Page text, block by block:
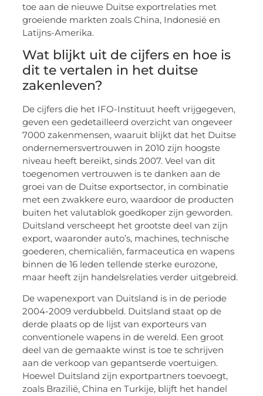
toe aan de nieuwe Duitse exportrelaties met
groeiende markten zoals China, Indonesië en
Latijns-Amerika.
Wat blijkt uit de cijfers en hoe is
dit te vertalen in het duitse
zakenleven?
De cijfers die het IFO-Instituut heeft vrijgegeven,
geven een gedetailleerd overzicht van ongeveer
7000 zakenmensen, waaruit blijkt dat het Duitse
ondernemersvertrouwen in 2010 zijn hoogste
niveau heeft bereikt, sinds 2007. Veel van dit
toegenomen vertrouwen is te danken aan de
groei van de Duitse exportsector, in combinatie
met een zwakkere euro, waardoor de producten
buiten het valutablok goedkoper zijn geworden.
Duitsland verscheept het grootste deel van zijn
export, waaronder auto’s, machines, technische
goederen, chemicaliën, farmaceutica en wapens
binnen de 16 leden tellende sterke eurozone,
maar heeft zijn handelsrelaties verder uitgebreid.
De wapenexport van Duitsland is in de periode
2004-2009 verdubbeld. Duitsland staat op de
derde plaats op de lijst van exporteurs van
conventionele wapens in de wereld. Een groot
deel van de gemaakte winst is toe te schrijven
aan de verkoop van gepantserde voertuigen.
Hoewel Duitsland zijn exportpartners toevoegt,
zoals Brazilië, China en Turkije, blijft het handel